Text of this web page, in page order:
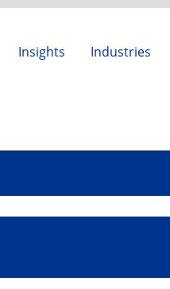
Insights Industries